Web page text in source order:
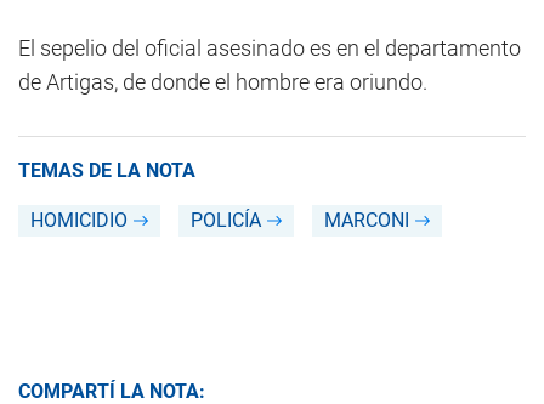
El sepelio del oficial asesinado es en el departamento
de Artigas, de donde el hombre era oriundo.
TEMAS DE LA NOTA
HOMICIDIO POLICÍA MARCONI
COMPARTÍ LA NOTA: